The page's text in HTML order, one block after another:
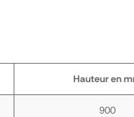
Hauteur en
900